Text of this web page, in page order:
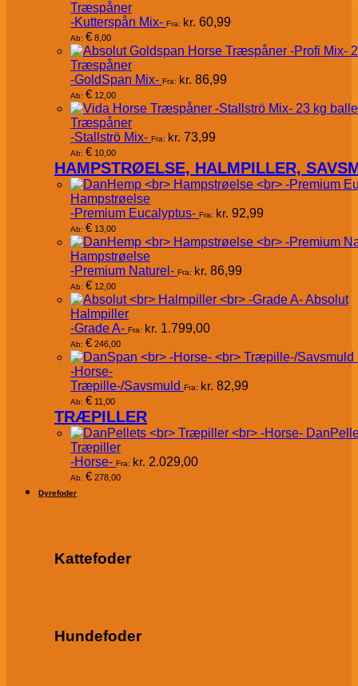
Træspåner
-Kutterspån Mix- Fra: kr. 60,99
Ab: € 8,00
Træspåner
-GoldSpan Mix- Fra: kr. 86,99
Ab: € 12,00
Træspåner
-Stallströ Mix- Fra: kr. 73,99
Ab: € 10,00
HAMPSTRØELSE, HALMPILLER,
Hampstrøelse
-Premium Eucalyptus- Fra: kr. 92,99
Ab: € 13,00
Hampstrøelse
-Premium Naturel- Fra: kr. 86,99
Ab: € 12,00
Absolut
Halmpiller
-Grade A- Fra: kr. 1.799,00
Ab: € 246,00
-Horse-
Træpille-/Savsmuld Fra: kr. 82,99
Ab: € 11,00
TRÆPILLER
Træpiller
-Horse- Fra: kr. 2.029,00
Ab: € 278,00
Dyrefoder
Kattefoder
Hundefoder